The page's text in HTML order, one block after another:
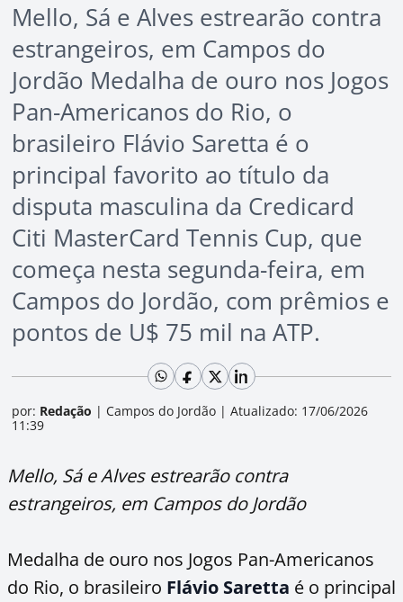
Mello, Sá e Alves estrearão contra
estrangeiros, em Campos do
Jordão Medalha de ouro nos Jogos
Pan-Americanos do Rio, o
brasileiro Flávio Saretta é o
principal favorito ao título da
disputa masculina da Credicard
Citi MasterCard Tennis Cup, que
começa nesta segunda-feira, em
Campos do Jordão, com prêmios e
pontos de U$ 75 mil na ATP.
por: Redação | Campos do Jordão | Atualizado: 17/06/2026
11:39
Mello, Sá e Alves estrearão contra
estrangeiros, em Campos do Jordão
Medalha de ouro nos Jogos Pan-Americanos
do Rio, o brasileiro Flávio Saretta é o principal